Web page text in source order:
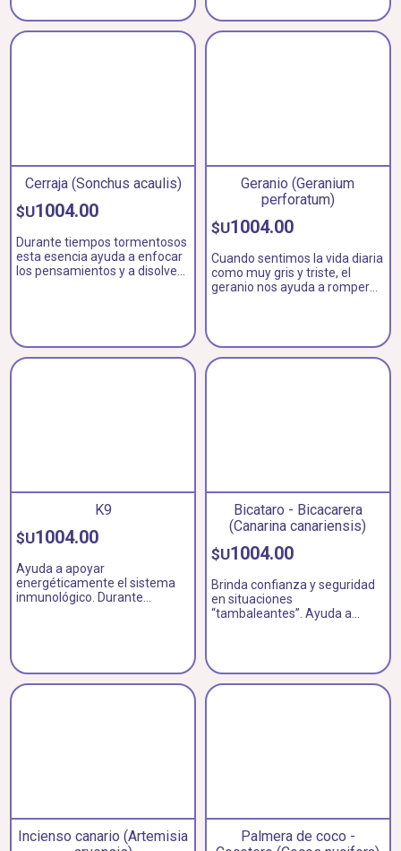
Cerraja (Sonchus acaulis)
$U1004.00
Durante tiempos tormentosos
esta esencia ayuda a enfocar
los pensamientos y a disolver
Geranio (Geranium
perforatum)
$U1004.00
Cuando sentimos la vida diaria
como muy gris y triste, el
geranio nos ayuda a romper
K9
$U1004.00
Ayuda a apoyar
energéticamente el sistema
inmunológico. Durante
K9 y RQ7 no deberían faltar en
ningún botiquín doméstico.
Bicataro - Bicacarera
(Canarina canariensis)
$U1004.00
Brinda confianza y seguridad
en situaciones
“tambaleantes”. Ayuda a
Incienso canario (Artemisia
Palmera de coco -